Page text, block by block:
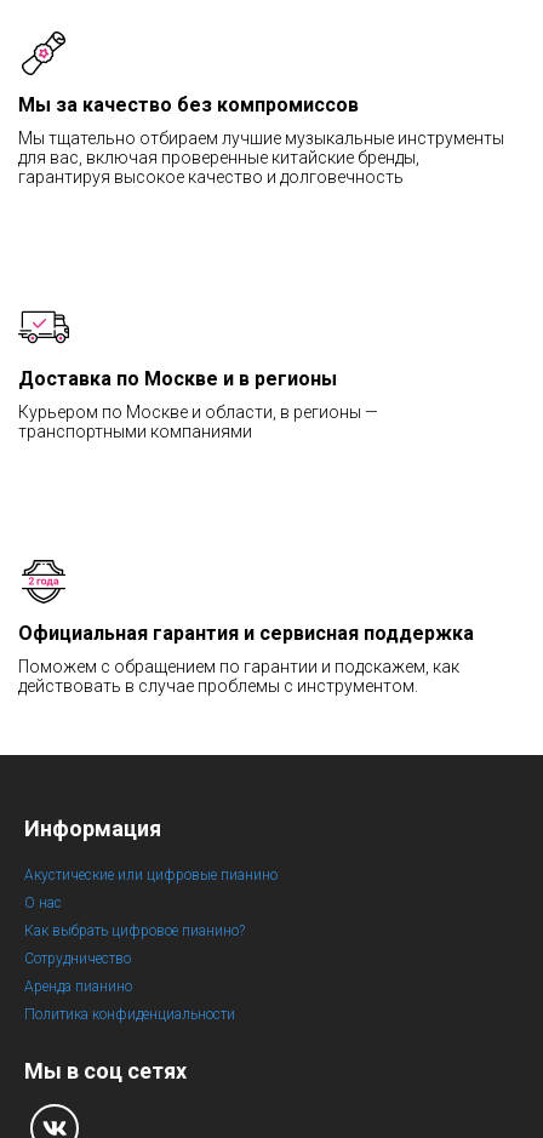
Мы за качество без компромиссов
Мы тщательно отбираем лучшие музыкальные инструменты
для вас, включая проверенные китайские бренды,
гарантируя высокое качество и долговечность
Доставка по Москве и в регионы
Курьером по Москве и области, в регионы —
транспортными компаниями
Официальная гарантия и сервисная поддержка
Поможем с обращением по гарантии и подскажем, как
действовать в случае проблемы с инструментом.
Информация
Акустические или цифровые пианино
О нас
Как выбрать цифровое пианино?
Сотрудничество
Аренда пианино
Политика конфиденциальности
Мы в соц сетях